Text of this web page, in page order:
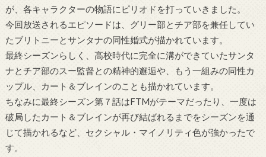
が、各キャラクターの物語にピリオドを打っていきました。
今回放送されるエピソードは、グリー部とチア部を兼任してい
たブリトニーとサンタナの同性婚式が描かれています。
最終シーズンらしく、高校時代に完全に溝ができていたサンタ
ナとチア部のスー監督との精神的邂逅や、もう一組みの同性カ
ップル、カート＆ブレインのことも描かれています。
ちなみに最終シーズン第７話はFTMがテーマだったり、一度は
破局したカート＆ブレインが再び結ばれるまでをシーズンを通
じて描かれるなど、セクシャル・マイノリティ色が強かったで
す。